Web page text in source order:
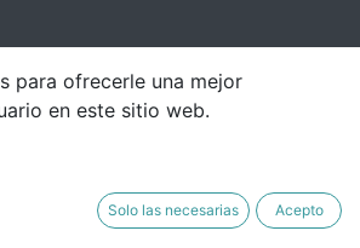
nosotros
para ofrecerle una mejor
en este sitio web.
Solo las necesarias Acepto